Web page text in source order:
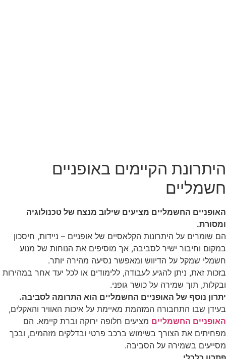
היתרונת הקיימים באופניים
חשמליים
האופניים החשמליים מציעים שילוב מנצח של טכנולוגיה
ומסורת.
הם שומרים על היתרונות הקלאסיים של אופניים – ניידות, חיסכון
במקום וחיבור ישיר לסביבה, אך מוסיפים את הנוחות של מנוע
חשמלי שמקל על הדיווש ומאפשר נסיעה מהירה יותר.
בזכות זאת, ניתן להגיע לעבודה, ללימודים או לכל יעד אחר במהירות
ובקלות, תוך שמירה על כושר גופני.
יתרון נוסף של האופניים החשמליים הוא התרומה לסביבה.
בעידן שבו התחבורה המזהמת מאיימת על איכות האוויר והאקלים,
האופניים החשמליים מציעים חלופה ירוקה וברת קיימא. הם
מפחיתים את הצורך בשימוש ברכב פרטי ובדלקים מזהמים, ובכך
מסייעים בשמירה על הסביבה.